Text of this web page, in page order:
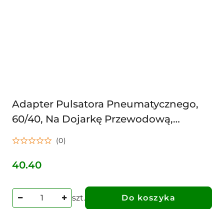
Adapter Pulsatora Pneumatycznego,
60/40, Na Dojarkę Przewodową,
Uniwersalny
(0)
Cena:
40.40
szt. Do koszyka